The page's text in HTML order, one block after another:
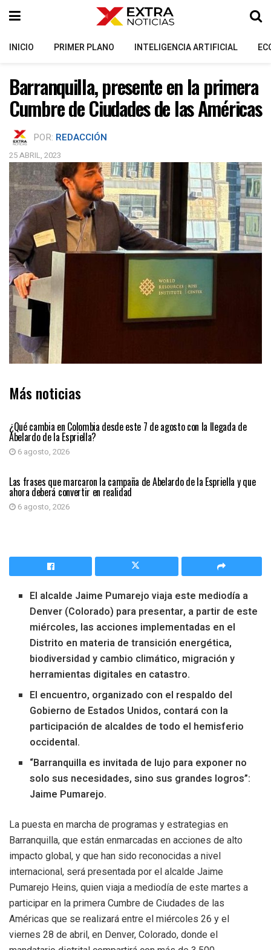
INICIO PRIMER PLANO INTELIGENCIA ARTIFICIAL
Barranquilla, presente en la primera
Cumbre de Ciudades de las Américas
POR: REDACCIÓN
25 ABRIL, 2023
Más noticias
¿Qué cambia en Colombia desde este 7 de agosto con la llegada de
Abelardo de la Espriella?
6 agosto, 2026
PRIMER PLANO
Las frases que marcaron la campaña de Abelardo de la Espriella y que
ahora deberá convertir en realidad
6 agosto, 2026
El alcalde Jaime Pumarejo viaja este mediodía a
Denver (Colorado) para presentar, a partir de este
miércoles, las acciones implementadas en el
Distrito en materia de transición energética,
biodiversidad y cambio climático, migración y
herramientas digitales en catastro.
El encuentro, organizado con el respaldo del
Gobierno de Estados Unidos, contará con la
participación de alcaldes de todo el hemisferio
occidental.
“Barranquilla es invitada de lujo para exponer no
solo sus necesidades, sino sus grandes logros”:
Jaime Pumarejo.
La puesta en marcha de programas y estrategias en
Barranquilla, que están enmarcadas en acciones de alto
impacto global, y que han sido reconocidas a nivel
internacional, será presentada por el alcalde Jaime
Pumarejo Heins, quien viaja a mediodía de este martes a
participar en la primera Cumbre de Ciudades de las
Américas que se realizará entre el miércoles 26 y el
viernes 28 de abril, en Denver, Colorado, donde el